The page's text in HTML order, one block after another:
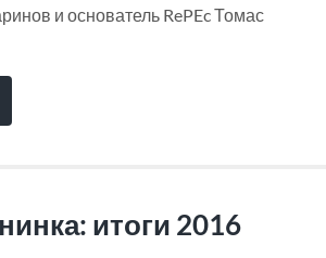
и основатель RePEc Томас
итоги 2016